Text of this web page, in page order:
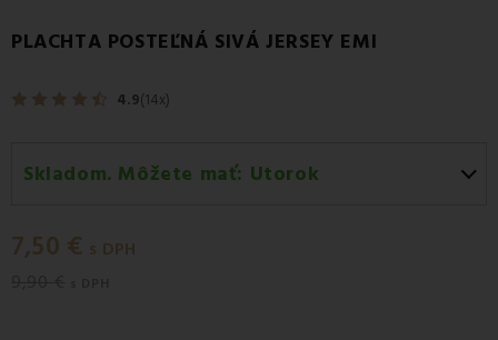
PLACHTA POSTEĽNÁ SIVÁ JERSEY EMI
4.9(14x)
Skladom. Môžete mať: Utorok
Utorok 11.08
7,50 € s DPH